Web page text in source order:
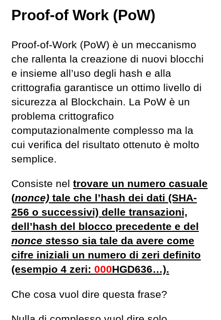
Proof-of Work (PoW)
Proof-of-Work (PoW) è un meccanismo
che rallenta la creazione di nuovi blocchi
e insieme all’uso degli hash e alla
crittografia garantisce un ottimo livello di
sicurezza al Blockchain. La PoW è un
problema crittografico
computazionalmente complesso ma la
cui verifica del risultato ottenuto è molto
semplice.
Consiste nel trovare un numero casuale
(nonce) tale che l’hash dei dati (SHA-
256 o successivi) delle transazioni,
dell’hash del blocco precedente e del
nonce stesso sia tale da avere come
cifre iniziali un numero di zeri definito
(esempio 4 zeri: 000HGD636…).
Che cosa vuol dire questa frase?